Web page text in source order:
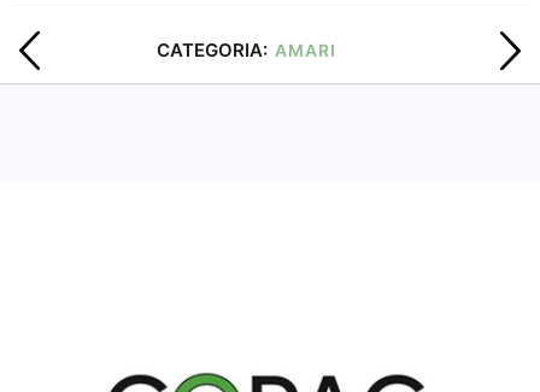
CATEGORIA: AMARI